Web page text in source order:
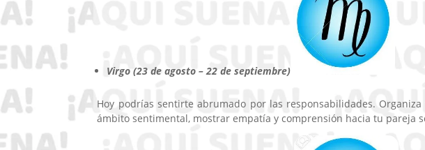
Virgo (23 de agosto – 22 de septiembre)
Hoy podrías sentirte abrumado por las responsabilidades.
ámbito sentimental, mostrar empatía y comprensión hacia tu pareja